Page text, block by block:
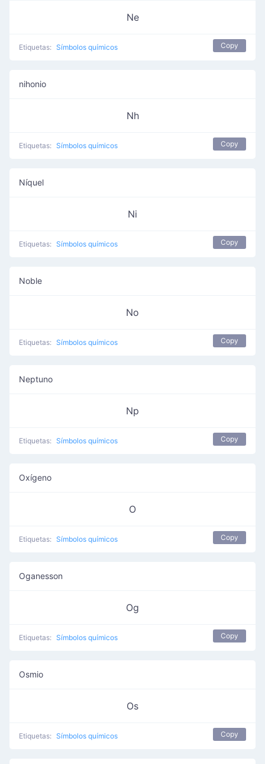
Ne
Etiquetas: Símbolos químicos Copy
nihonio
Nh
Etiquetas: Símbolos químicos Copy
Níquel
Ni
Etiquetas: Símbolos químicos Copy
Noble
No
Etiquetas: Símbolos químicos Copy
Neptuno
Np
Etiquetas: Símbolos químicos Copy
Oxígeno
O
Etiquetas: Símbolos químicos Copy
Oganesson
Og
Etiquetas: Símbolos químicos Copy
Osmio
Os
Etiquetas: Símbolos químicos Copy